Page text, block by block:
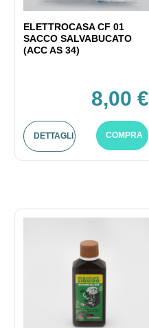
ELETTROCASA CF 01
SACCO SALVABUCATO
(ACC AS 34)
8,00 €
DETTAGLI COMPRA